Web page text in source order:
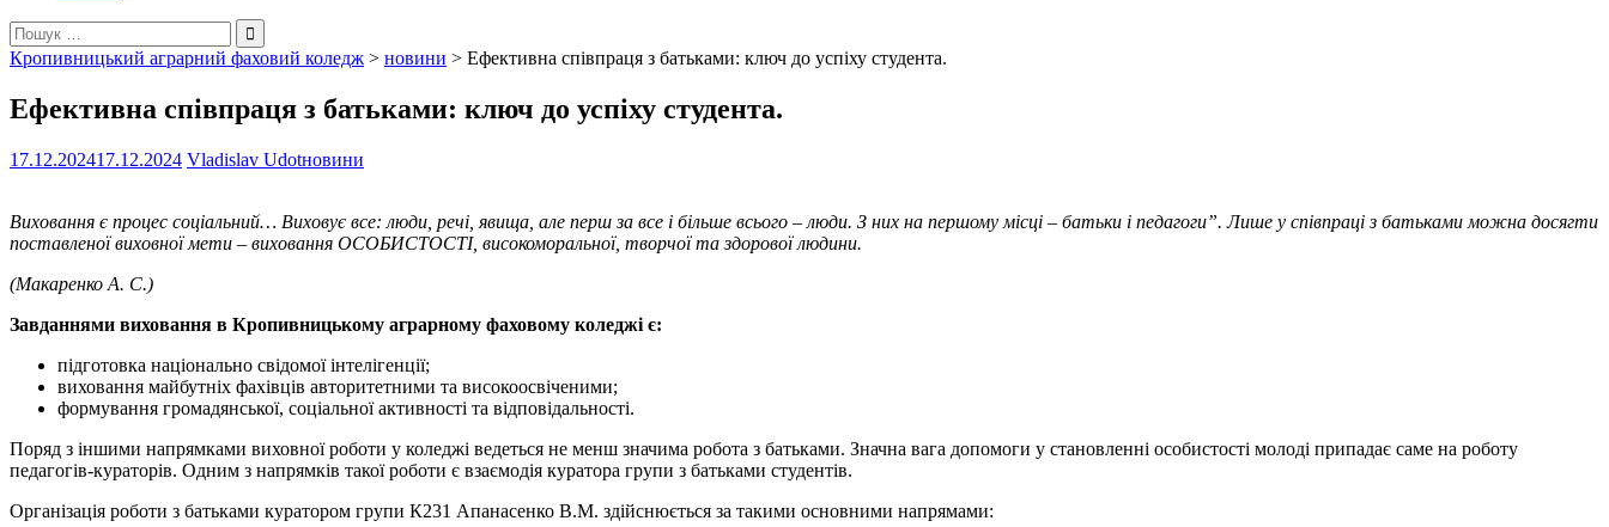
Пошук:
Кропивницький аграрний фаховий коледж > новини > Ефективна співпраця з батьками: ключ до успіху студента.
Ефективна співпраця з батьками: ключ до успіху студента.
17.12.202417.12.2024 Vladislav Udotновини
Виховання є процес соціальний… Виховує все: люди, речі, явища, але перш за все і більше всього – люди. З них на першому місці – батьки і педагоги”. Лише у співпраці з батьками можна досягти
поставленої виховної мети – виховання ОСОБИСТОСТІ, високоморальної, творчої та здорової людини.
(Макаренко А. С.)
Завданнями виховання в Кропивницькому аграрному фаховому коледжі є:
підготовка національно свідомої інтелігенції;
виховання майбутніх фахівців авторитетними та високоосвіченими;
формування громадянської, соціальної активності та відповідальності.
Поряд з іншими напрямками виховної роботи у коледжі ведеться не менш значима робота з батьками. Значна вага допомоги у становленні особистості молоді припадає саме на роботу
педагогів-кураторів. Одним з напрямків такої роботи є взаємодія куратора групи з батьками студентів.
Організація роботи з батьками куратором групи К231 Апанасенко В.М. здійснюється за такими основними напрямами: